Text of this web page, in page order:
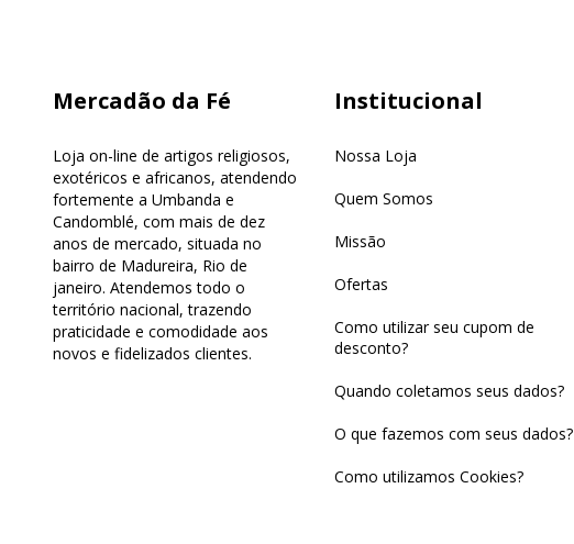
Mercadão da Fé
Loja on-line de artigos religiosos,
exotéricos e africanos, atendendo
fortemente a Umbanda e
Candomblé, com mais de dez
anos de mercado, situada no
bairro de Madureira, Rio de
janeiro. Atendemos todo o
território nacional, trazendo
praticidade e comodidade aos
novos e fidelizados clientes.
Institucional
Nossa Loja
Quem Somos
Missão
Ofertas
Como utilizar seu cupom de
desconto?
Quando coletamos seus dados?
O que fazemos com seus dados?
Como utilizamos Cookies?